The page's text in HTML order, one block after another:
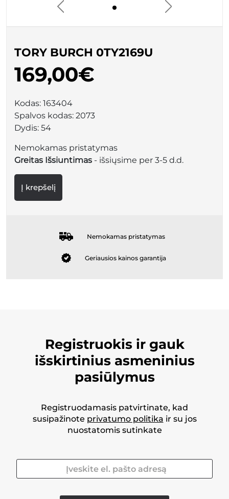
TORY BURCH 0TY2169U
169,00€
Kodas: 163404
Spalvos kodas: 2073
Dydis: 54
Nemokamas pristatymas
Greitas Išsiuntimas - išsiųsime per 3-5 d.d.
Į krepšelį
Nemokamas pristatymas
Geriausios kainos garantija
Registruokis ir gauk
išskirtinius asmeninius
pasiūlymus
Registruodamasis patvirtinate, kad
susipažinote privatumo politika ir su jos
nuostatomis sutinkate